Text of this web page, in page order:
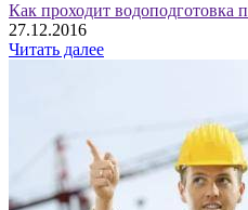
Как проходит водоподготовка
27.12.2016
Читать далее